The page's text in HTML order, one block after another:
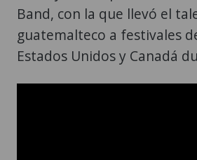
Band, con la que llevó el
guatemalteco a festivales
Estados Unidos y Canadá